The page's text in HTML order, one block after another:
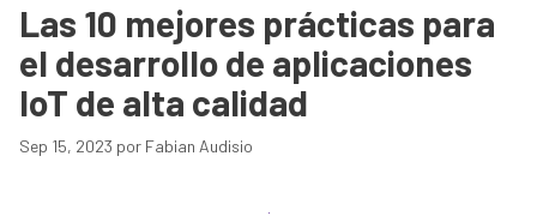
Las 10 mejores prácticas para
el desarrollo de aplicaciones
IoT de alta calidad
Sep 15, 2023 por Fabian Audisio